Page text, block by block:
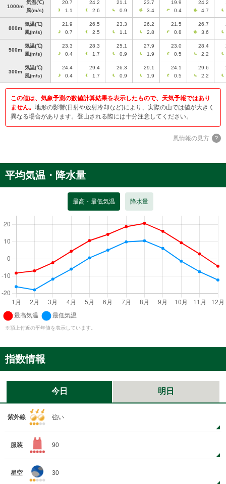
1000m
気温(℃)
風(m/s)
20.7
1.1
24.2
2.6
21.1
0.9
23.7
3.4
19.9
0.4
24.2
4.7
800m
気温(℃)
風(m/s)
21.9
0.7
26.5
2.5
23.3
1.1
26.2
2.8
21.5
0.8
26.7
3.6
500m
気温(℃)
風(m/s)
23.3
0.4
28.3
1.7
25.1
0.9
27.9
1.9
23.0
0.5
28.4
2.2
300m
気温(℃)
風(m/s)
24.4
0.4
29.4
1.7
26.3
0.9
29.1
1.9
24.1
0.5
29.6
2.2
この値は、気象予測の数値計算結果を表示したもので、天気予報ではあり
ません。 地形の影響(日射や放射冷却など)により、実際の山では値が大きく
異なる場合があります。登山される際には十分注意してください。
風情報の見方
平均気温・降水量
最高・最低気温 降水量
※頂上付近の平年値を表示しています。
指数情報
今日 明日
紫外線 強い
服装 90
星空 30